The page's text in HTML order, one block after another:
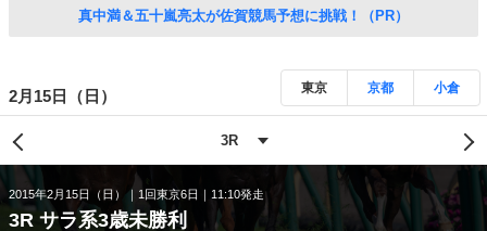
真中満＆五十嵐亮太が佐賀競馬予想に挑戦！（PR）
2月15日（日） 東京 京都 小倉
2015年2月15日（日） 1回東京6日 11:10発走
3R サラ系3歳未勝利